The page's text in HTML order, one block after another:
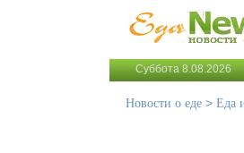
Суббота 8.08.2026
Новости о еде > Еда